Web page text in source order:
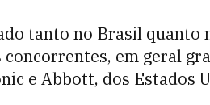
tanto no Brasil quanto
em geral
e Abbott, dos Estados